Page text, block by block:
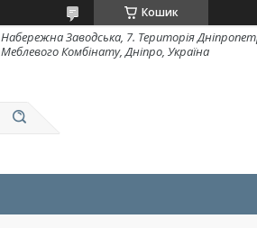
Кошик
Набережна Заводська, 7. Територія
Меблевого Комбінату, Дніпро, Україна